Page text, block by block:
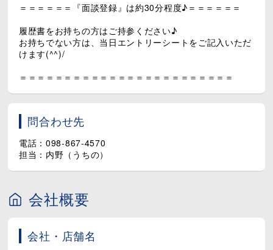
＝＝＝＝＝＝『面談登録』は約30分程度♪＝＝＝＝＝＝
履歴書をお持ちの方はご持参ください♪
お持ちでない方は、当日エントリーシートをご記入いただ
けます(^^)/
＝＝＝＝＝＝＝＝＝＝＝＝＝＝＝＝＝＝＝＝＝＝＝＝
問合わせ先
電話：098-867-4570
担当：内野（うちの）
会社概要
会社・店舗名